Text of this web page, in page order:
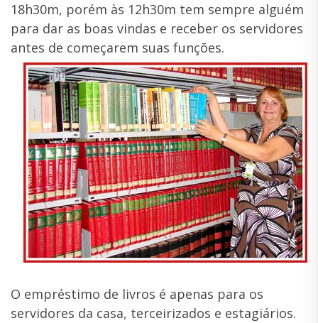
18h30m, porém às 12h30m tem sempre alguém
para dar as boas vindas e receber os servidores
antes de começarem suas funções.
O empréstimo de livros é apenas para os
servidores da casa, terceirizados e estagiários.